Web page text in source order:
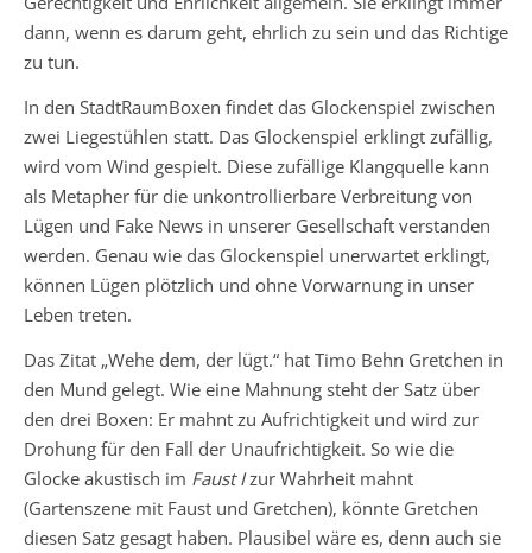
dann, wenn es darum geht, ehrlich zu sein und das Richtige
zu tun.
In den StadtRaumBoxen findet das Glockenspiel zwischen
zwei Liegestühlen statt. Das Glockenspiel erklingt zufällig,
wird vom Wind gespielt. Diese zufällige Klangquelle kann
als Metapher für die unkontrollierbare Verbreitung von
Lügen und Fake News in unserer Gesellschaft verstanden
werden. Genau wie das Glockenspiel unerwartet erklingt,
können Lügen plötzlich und ohne Vorwarnung in unser
Leben treten.
Das Zitat „Wehe dem, der lügt.“ hat Timo Behn Gretchen in
den Mund gelegt. Wie eine Mahnung steht der Satz über
den drei Boxen: Er mahnt zu Aufrichtigkeit und wird zur
Drohung für den Fall der Unaufrichtigkeit. So wie die
Glocke akustisch im Faust Izur Wahrheit mahnt
(Gartenszene mit Faust und Gretchen), könnte Gretchen
diesen Satz gesagt haben. Plausibel wäre es, denn auch sie